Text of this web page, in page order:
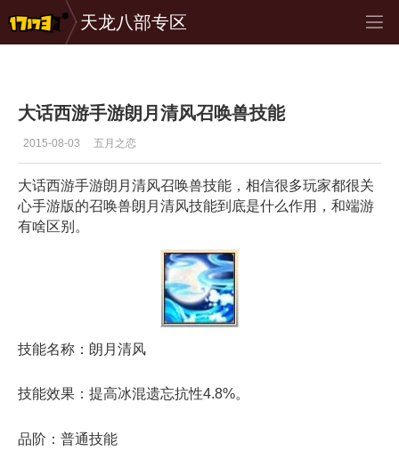
天龙八部专区
大话西游手游 > 资料
大话西游手游朗月清风召唤兽技能
2015-08-03 五月之恋
大话西游手游朗月清风召唤兽技能，相信很多玩家都很关
心手游版的召唤兽朗月清风技能到底是什么作用，和端游
有啥区别。
技能名称：朗月清风
技能效果：提高冰混遗忘抗性4.8%。
品阶：普通技能